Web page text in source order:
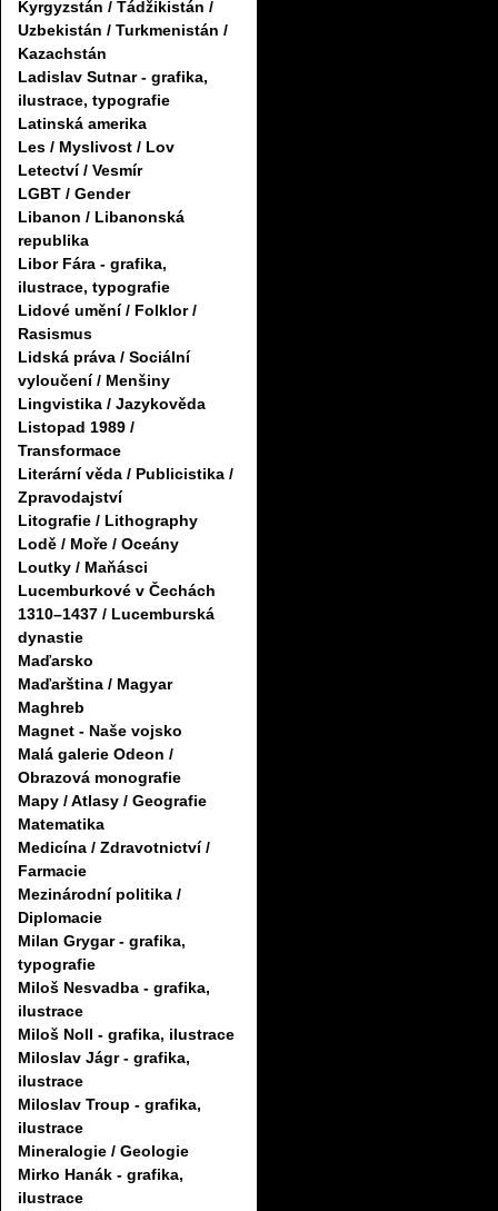
Kyrgyzstán / Tádžikistán /
Uzbekistán / Turkmenistán /
Kazachstán
Ladislav Sutnar - grafika,
ilustrace, typografie
Latinská amerika
Les / Myslivost / Lov
Letectví / Vesmír
LGBT / Gender
Libanon / Libanonská
republika
Libor Fára - grafika,
ilustrace, typografie
Lidové umění / Folklor /
Rasismus
Lidská práva / Sociální
vyloučení / Menšiny
Lingvistika / Jazykověda
Listopad 1989 /
Transformace
Literární věda / Publicistika /
Zpravodajství
Litografie / Lithography
Lodě / Moře / Oceány
Loutky / Maňásci
Lucemburkové v Čechách
1310–1437 / Lucemburská
dynastie
Maďarsko
Maďarština / Magyar
Maghreb
Magnet - Naše vojsko
Malá galerie Odeon /
Obrazová monografie
Mapy / Atlasy / Geografie
Matematika
Medicína / Zdravotnictví /
Farmacie
Mezinárodní politika /
Diplomacie
Milan Grygar - grafika,
typografie
Miloš Nesvadba - grafika,
ilustrace
Miloš Noll - grafika, ilustrace
Miloslav Jágr - grafika,
ilustrace
Miloslav Troup - grafika,
ilustrace
Mineralogie / Geologie
Mirko Hanák - grafika,
ilustrace